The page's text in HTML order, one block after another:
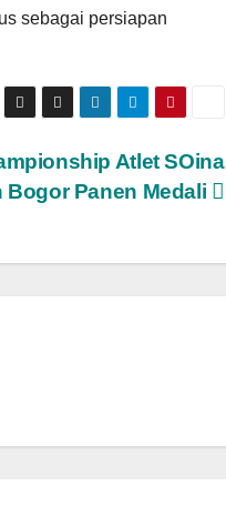
sebagai persiapan
Atlet SOina
Bogor Panen Medali